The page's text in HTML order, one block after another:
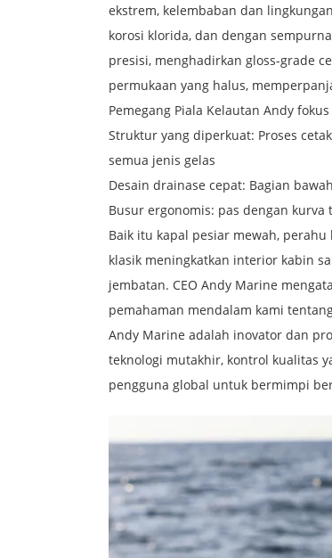
ekstrem, kelembaban dan
korosi klorida, dan dengan
presisi, menghadirkan gloss-grade
permukaan yang halus,
Pemegang Piala Kelautan Andy
Struktur yang diperkuat: Proses
semua jenis gelas
Desain drainase cepat: Bagian
Busur ergonomis: pas dengan
Baik itu kapal pesiar mewah,
klasik meningkatkan interior kabin
jembatan. CEO Andy Marine
pemahaman mendalam kami
Andy Marine adalah inovator dan
teknologi mutakhir, kontrol kualitas
pengguna global untuk bermimpi